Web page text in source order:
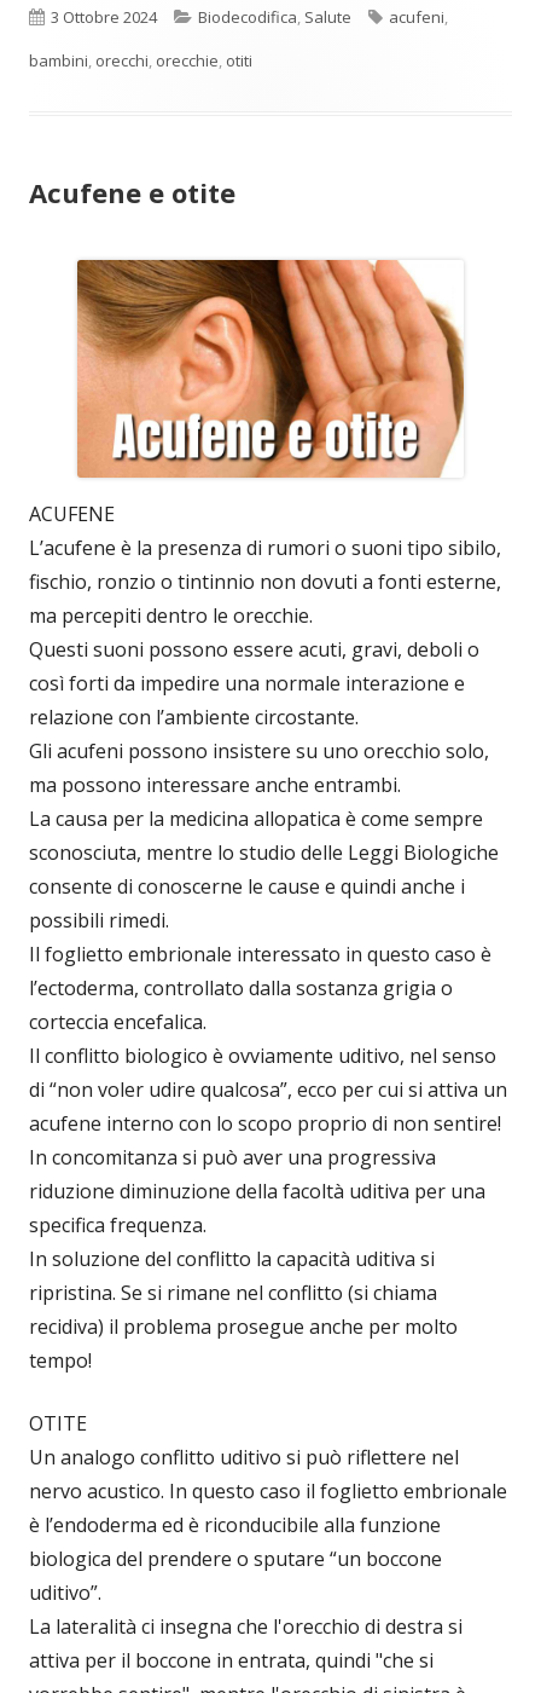
Pubblicato
3 Ottobre 2024 Categorie
Biodecodifica, Salute Tag
acufeni,
bambini, orecchi, orecchie, otiti
Acufene e otite
ACUFENE
L’acufene è la presenza di rumori o suoni tipo sibilo,
fischio, ronzio o tintinnio non dovuti a fonti esterne,
ma percepiti dentro le orecchie.
Questi suoni possono essere acuti, gravi, deboli o
così forti da impedire una normale interazione e
relazione con l’ambiente circostante.
Gli acufeni possono insistere su uno orecchio solo,
ma possono interessare anche entrambi.
La causa per la medicina allopatica è come sempre
sconosciuta, mentre lo studio delle Leggi Biologiche
consente di conoscerne le cause e quindi anche i
possibili rimedi.
Il foglietto embrionale interessato in questo caso è
l’ectoderma, controllato dalla sostanza grigia o
corteccia encefalica.
Il conflitto biologico è ovviamente uditivo, nel senso
di “non voler udire qualcosa”, ecco per cui si attiva un
acufene interno con lo scopo proprio di non sentire!
In concomitanza si può aver una progressiva
riduzione diminuzione della facoltà uditiva per una
specifica frequenza.
In soluzione del conflitto la capacità uditiva si
ripristina. Se si rimane nel conflitto (si chiama
recidiva) il problema prosegue anche per molto
tempo!
OTITE
Un analogo conflitto uditivo si può riflettere nel
nervo acustico. In questo caso il foglietto embrionale
è l’endoderma ed è riconducibile alla funzione
biologica del prendere o sputare “un boccone
uditivo”.
La lateralità ci insegna che l'orecchio di destra si
attiva per il boccone in entrata, quindi "che si